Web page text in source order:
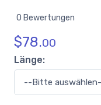
0 Bewertungen
$78.00
Länge: